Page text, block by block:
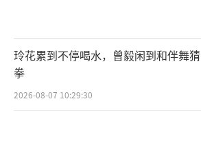
玲花累到不停喝水，曾毅闲到和伴舞猜
拳
2026-08-07 10:29:30